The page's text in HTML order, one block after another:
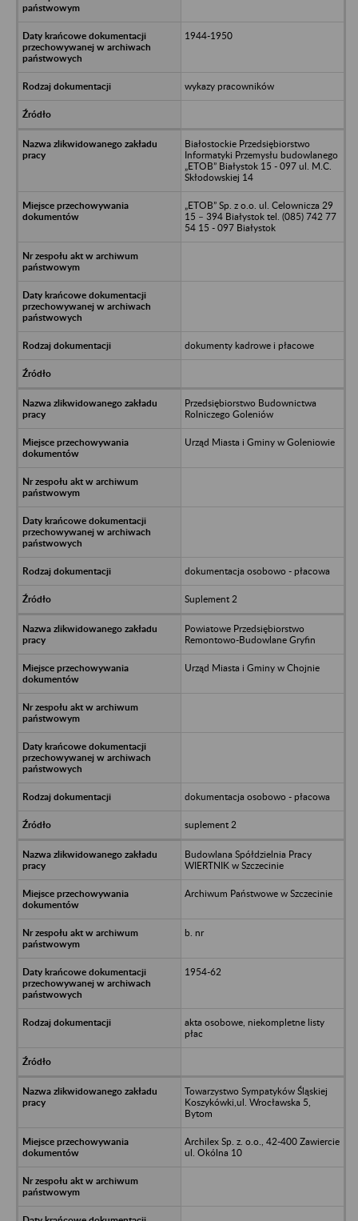
1944-1950
wykazy pracowników
Białostockie Przedsiębiorstwo
Informatyki Przemysłu budowlanego
„ETOB” Białystok 15 - 097 ul. M.C.
Skłodowskiej 14
„ETOB” Sp. z o.o. ul. Celownicza 29
15 – 394 Białystok tel. (085) 742 77
54 15 - 097 Białystok
dokumenty kadrowe i płacowe
Przedsiębiorstwo Budownictwa
Rolniczego Goleniów
Urząd Miasta i Gminy w Goleniowie
dokumentacja osobowo - płacowa
Suplement 2
Powiatowe Przedsiębiorstwo
Remontowo-Budowlane Gryfin
Urząd Miasta i Gminy w Chojnie
dokumentacja osobowo - płacowa
suplement 2
Budowlana Spółdzielnia Pracy
WIERTNIK w Szczecinie
Archiwum Państwowe w Szczecinie
b. nr
1954-62
akta osobowe, niekompletne listy
płac
Towarzystwo Sympatyków Śląskiej
Koszykówki,ul. Wrocławska 5,
Bytom
Archilex Sp. z. o.o., 42-400 Zawiercie
ul. Okólna 10